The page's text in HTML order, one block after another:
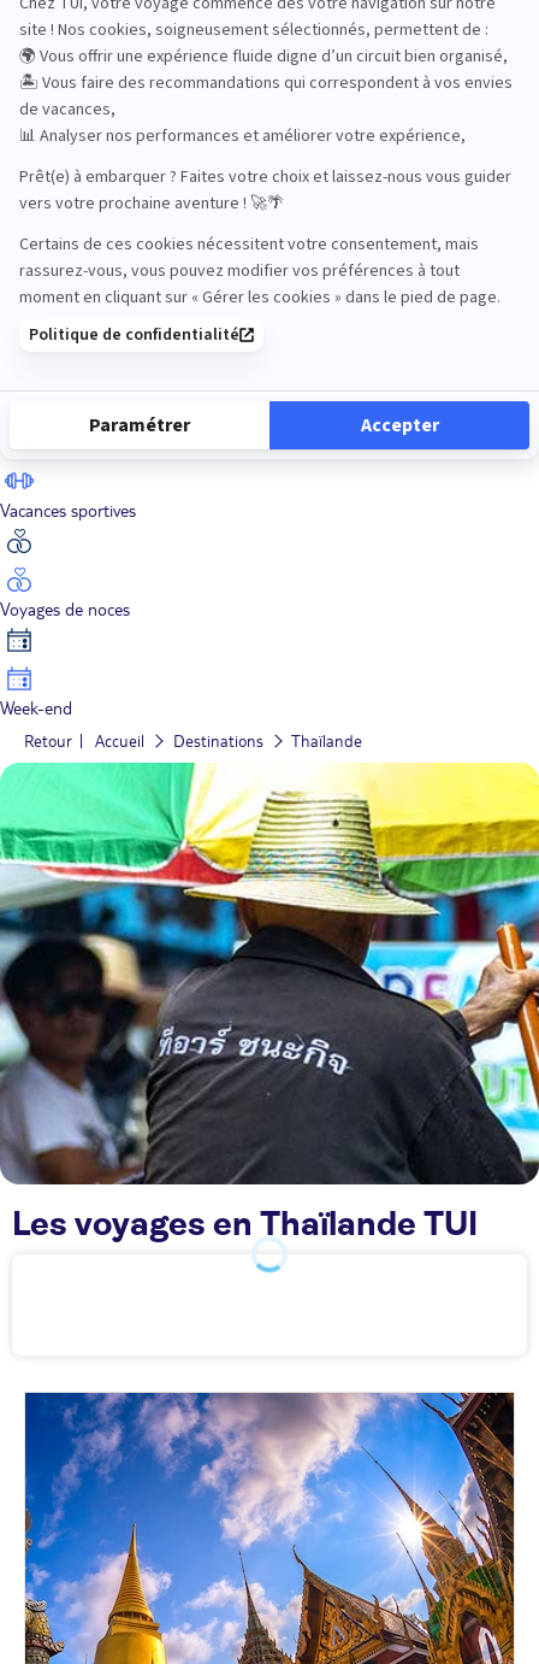
Road Trips
Safari
Sénior
Vacances sportives
Voyages de noces
Week-end
Retour Accueil Destinations Thaïlande
Les voyages en Thaïlande TUI